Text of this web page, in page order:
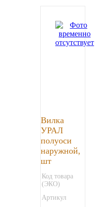
Вилка
УРАЛ
полуоси
наружной,
шт
Код товара
(ЭКО)
Артикул